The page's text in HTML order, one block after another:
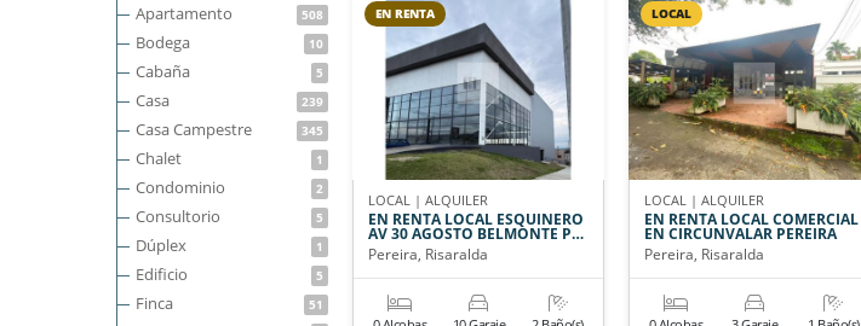
Apartamento 508
Bodega 10
Cabaña 5
Casa 239
Casa Campestre 345
Chalet 1
Condominio 2
Consultorio 5
Dúplex 1
Edificio 5
Finca 51
EN RENTA
LOCAL | ALQUILER
EN RENTA LOCAL ESQUINERO
AV 30 AGOSTO BELMONTE P…
Pereira, Risaralda
LOCAL
LOCAL | ALQUILER
EN RENTA LOCAL COMERCIAL
EN CIRCUNVALAR PEREIRA
Pereira, Risaralda